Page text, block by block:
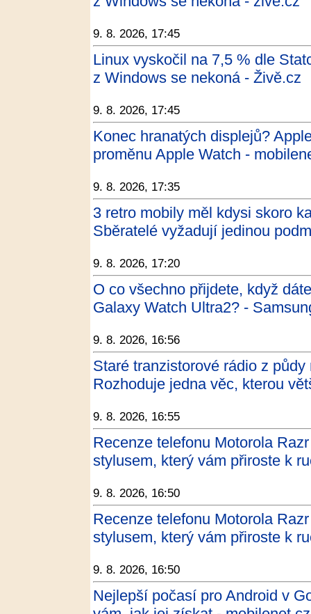
9. 8. 2026, 17:45
Linux vyskočil na 7,5 % dle
z Windows se nekoná - Živě.cz
9. 8. 2026, 17:45
Konec hranatých displejů?
proměnu Apple Watch -
9. 8. 2026, 17:35
3 retro mobily měl kdysi skoro
Sběratelé vyžadují jedinou
9. 8. 2026, 17:20
O co všechno přijdete, když
Galaxy Watch Ultra2? -
9. 8. 2026, 16:56
Staré tranzistorové rádio z
Rozhoduje jedna věc, kterou
9. 8. 2026, 16:55
Recenze telefonu Motorola
stylusem, který vám přiroste k
9. 8. 2026, 16:50
Recenze telefonu Motorola
stylusem, který vám přiroste k
9. 8. 2026, 16:50
Nejlepší počasí pro Android v